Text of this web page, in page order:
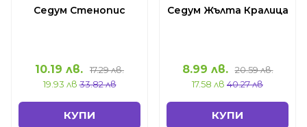
Седум Стенопис
10.19 лв.
17.29 лв.
19.93 лв 33.82 лв
КУПИ
Седум Жълта Кралица
8.99 лв.
20.59 лв.
17.58 лв 40.27 лв
КУПИ